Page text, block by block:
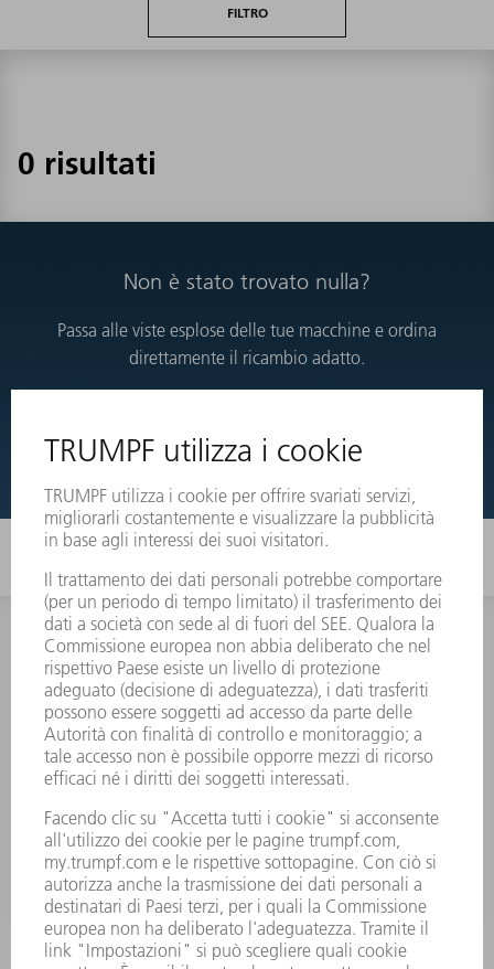
FILTRO
0 risultati
Non è stato trovato nulla?
Passa alle viste esplose delle tue macchine e ordina
direttamente il ricambio adatto.
VISTE ESPLOSE
INFORMAZIONE
Domande frequenti
Condizioni generali di contratto
CONTATTO
RICAMBI TRUMPF ITALIA
lunedì a venerdì: 08:30 – 18:00
ricambi@trumpf.com
CONTATTO
UTENSILI TRUMPF ITALIA
+39 02 48489482
lunedì a venerdì: 08:00 – 18:00